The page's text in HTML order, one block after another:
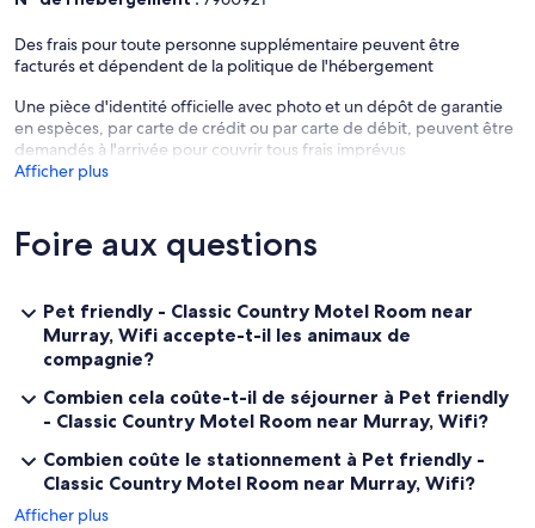
proposons un hébergement convivial et familial aux voyageurs et
et toutes sont NON FUMEUR
Des frais pour toute personne supplémentaire peuvent être
facturés et dépendent de la politique de l'hébergement
Une pièce d'identité officielle avec photo et un dépôt de garantie
en espèces, par carte de crédit ou par carte de débit, peuvent être
demandés à l'arrivée pour couvrir tous frais imprévus
Afficher plus
Foire aux questions
Pet friendly - Classic Country Motel Room near
Murray, Wifi accepte-t-il les animaux de
compagnie?
Combien cela coûte-t-il de séjourner à Pet friendly
- Classic Country Motel Room near Murray, Wifi?
Combien coûte le stationnement à Pet friendly -
Classic Country Motel Room near Murray, Wifi?
Afficher plus